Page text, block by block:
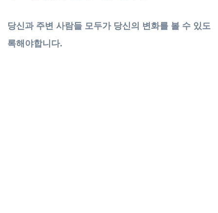
당신과 주변 사람들 모두가 당신의 변화를 볼 수 있도
록해야합니다.